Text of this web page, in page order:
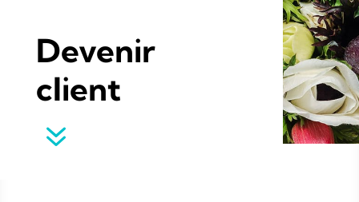
Devenir
client
7